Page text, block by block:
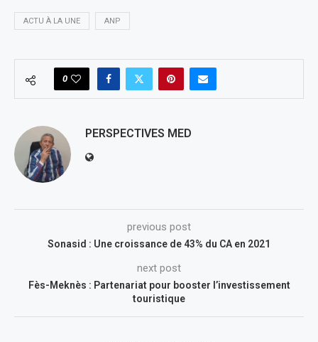
ACTU À LA UNE ANP
0
PERSPECTIVES MED
previous post
Sonasid : Une croissance de 43% du CA en 2021
next post
Fès-Meknès : Partenariat pour booster l’investissement
touristique